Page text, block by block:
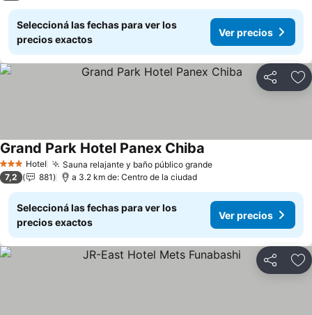
Seleccioná las fechas para ver los
precios exactos
Ver precios
Compartir
3 Estrellas
Hotel Sauna relajante y baño público grande
Grand Park Hotel Panex Chiba
7,2 881 a 3.2 km de: Centro de la ciudad
Seleccioná las fechas para ver los
precios exactos
Ver precios
Compartir